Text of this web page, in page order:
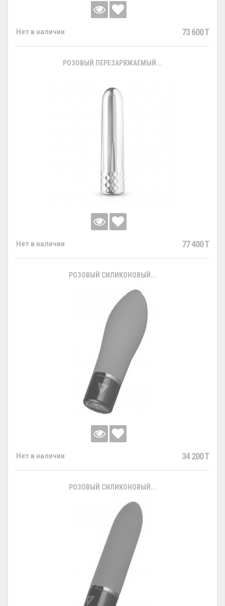
Нет в наличии 73 600 T
РОЗОВЫЙ ПЕРЕЗАРЯЖАЕМЫЙ...
Нет в наличии 77 400 T
РОЗОВЫЙ СИЛИКОНОВЫЙ...
Нет в наличии 34 200 T
РОЗОВЫЙ СИЛИКОНОВЫЙ...